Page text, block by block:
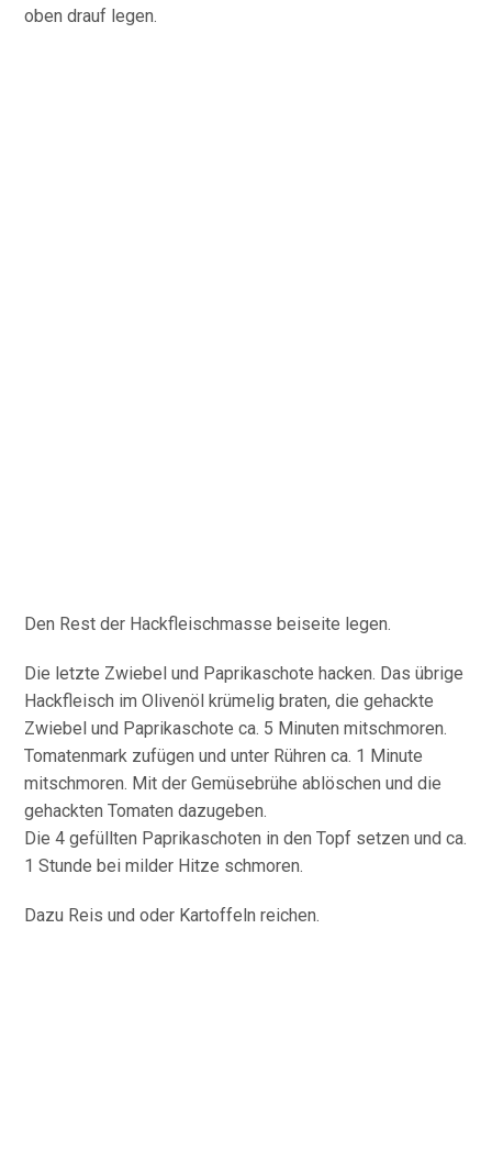
oben drauf legen.
Den Rest der Hackfleischmasse beiseite legen.
Die letzte Zwiebel und Paprikaschote hacken. Das übrige
Hackfleisch im Olivenöl krümelig braten, die gehackte
Zwiebel und Paprikaschote ca. 5 Minuten mitschmoren.
Tomatenmark zufügen und unter Rühren ca. 1 Minute
mitschmoren. Mit der Gemüsebrühe ablöschen und die
gehackten Tomaten dazugeben.
Die 4 gefüllten Paprikaschoten in den Topf setzen und ca.
1 Stunde bei milder Hitze schmoren.
Dazu Reis und oder Kartoffeln reichen.